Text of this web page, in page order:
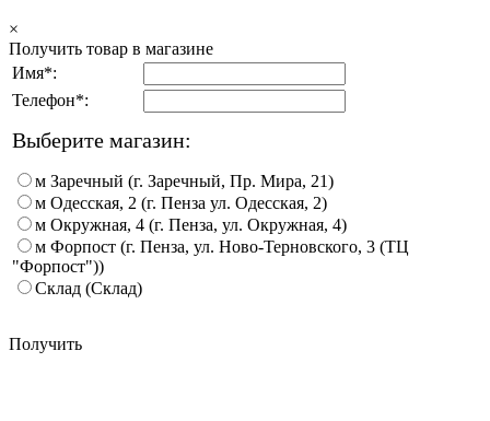
×
Получить товар в магазине
Имя*:
Телефон*:
Выберите магазин:
м Заречный (г. Заречный, Пр. Мира, 21)
м Одесская, 2 (г. Пенза ул. Одесская, 2)
м Окружная, 4 (г. Пенза, ул. Окружная, 4)
м Форпост (г. Пенза, ул. Ново-Терновского, 3 (ТЦ
"Форпост"))
Склад (Склад)
Получить